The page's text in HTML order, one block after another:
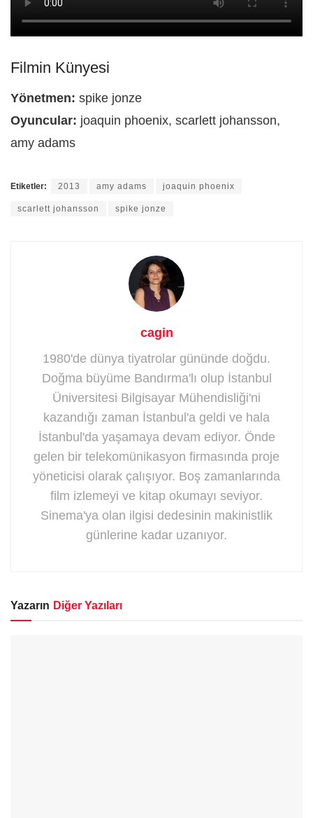
Filmin Künyesi
Yönetmen: spike jonze
Oyuncular: joaquin phoenix, scarlett johansson,
amy adams
Etiketler: 2013 amy adams joaquin phoenix
scarlett johansson spike jonze
cagin
1980'de dünya tiyatrolar gününde doğdu.
Doğma büyüme Bandırma'lı olup İstanbul
Üniversitesi Bilgisayar Mühendisliği'ni
kazandığı zaman İstanbul'a geldi ve hala
İstanbul'da yaşamaya devam ediyor. Önde
gelen bir telekomünikasyon firmasında proje
yöneticisi olarak çalışıyor. Boş zamanlarında
film izlemeyi ve kitap okumayı seviyor.
Sinema'ya olan ilgisi dedesinin makinistlik
günlerine kadar uzanıyor.
Yazarın Diğer Yazıları